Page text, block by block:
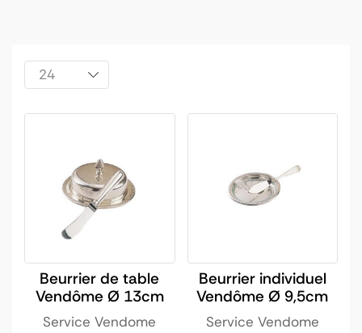
Beurrier de table
Vendôme Ø 13cm
Service Vendome
Beurrier individuel
Vendôme Ø 9,5cm
Service Vendome